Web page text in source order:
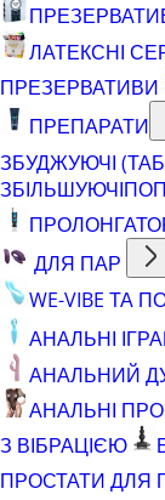
ЛАТЕКСНІ
ПРЕЗЕРВАТИВИ
ПРЕПАРАТИ
ЗБУДЖУЮЧІ
ЗБІЛЬШУЮЧІ
ДЛЯ ПАР
WE-VIBE ТА
АНАЛЬНІ
АНАЛЬНИЙ
АНАЛЬНІ
З ВІБРАЦІЄЮ
ПРОСТАТИ ДЛЯ